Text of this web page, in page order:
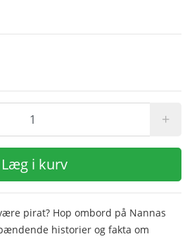
+
Læg i kurv
pirat? Hop ombord på Nannas
historier og fakta om